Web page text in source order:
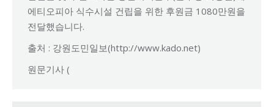
에티오피아 식수시설 건립을 위한 후원금 1080만원을
전달했습니다.
출처 : 강원도민일보(http://www.kado.net)
원문기사 (